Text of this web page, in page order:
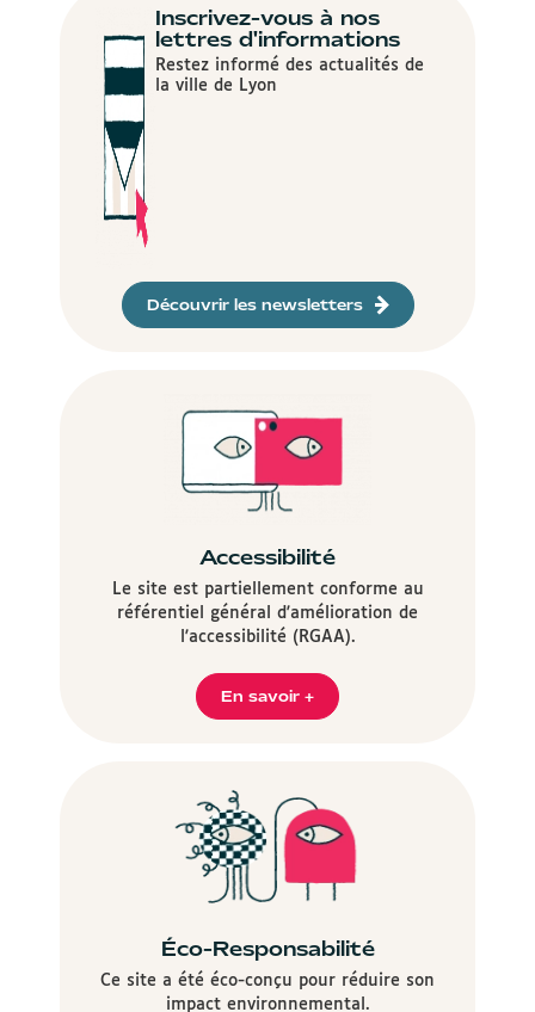
Inscrivez-vous à nos
lettres d'informations
Restez informé des actualités de
la ville de Lyon
Découvrir les newsletters
Accessibilité
Le site est partiellement conforme au
référentiel général d'amélioration de
l'accessibilité (RGAA).
En savoir +
Éco-Responsabilité
Ce site a été éco-conçu pour réduire son
impact environnemental.